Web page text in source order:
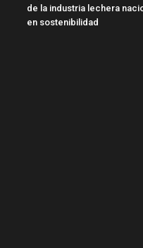
de la industria lechera
en sostenibilidad